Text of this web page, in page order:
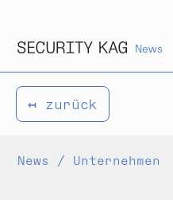
News
↤ zurück
News / Unternehmen